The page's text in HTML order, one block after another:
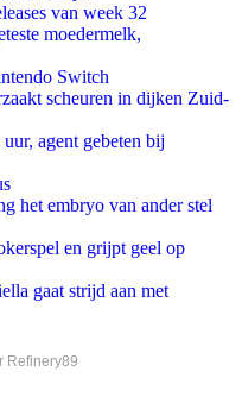
van week 32
moedermelk,
Switch
scheuren in dijken Zuid-
agent gebeten bij
het embryo van ander stel
en grijpt geel op
gaat strijd aan met
Refinery89